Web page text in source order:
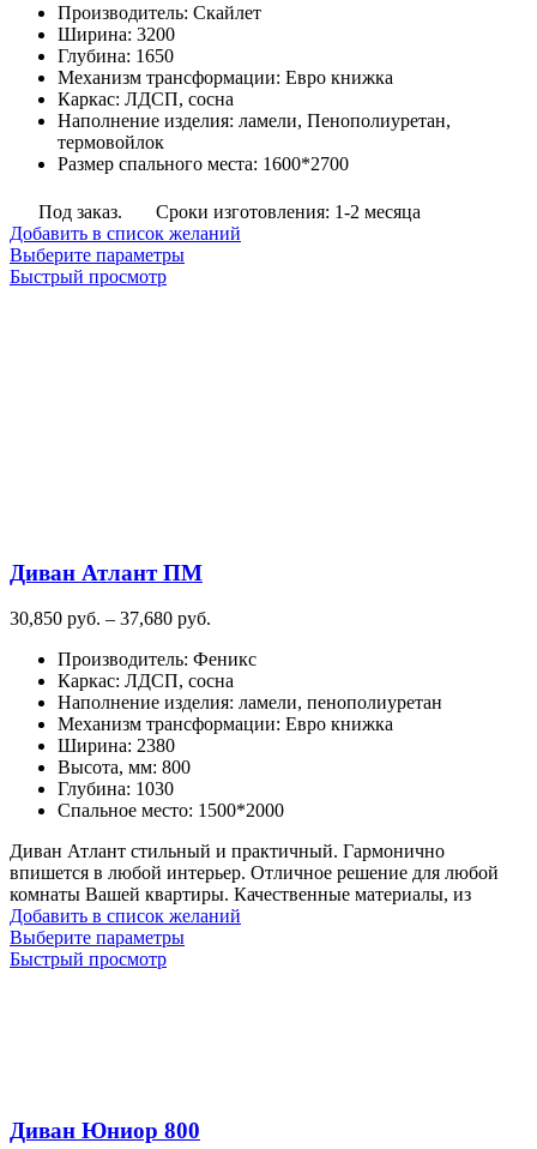
74,400
83,700
руб.
Производитель: Скайлет
Ширина: 3200
Глубина: 1650
Механизм трансформации: Евро книжка
Каркас: ЛДСП, сосна
Наполнение изделия: ламели, Пенополиуретан,
термовойлок
Размер спального места: 1600*2700
Под заказ.
Сроки изготовления: 1-2 месяца
Добавить в список желаний
Выберите параметрыЭтот
Быстрый просмотр
Диван Атлант ПМ
30,850 руб. – 37,680 руб.
30,850
руб.
–
37,680
Производитель: Феникс
Каркас: ЛДСП, сосна
Наполнение изделия: ламели, пенополиуретан
Механизм трансформации: Евро книжка
Ширина: 2380
Высота, мм: 800
Глубина: 1030
Спальное место: 1500*2000
Диван Атлант стильный и практичный. Гармонично
впишется в любой интерьер. Отличное решение для любой
комнаты Вашей квартиры. Качественные материалы, из
Добавить в список желаний
Выберите параметрыЭтот
странице
Быстрый просмотр
Диван Юниор 800